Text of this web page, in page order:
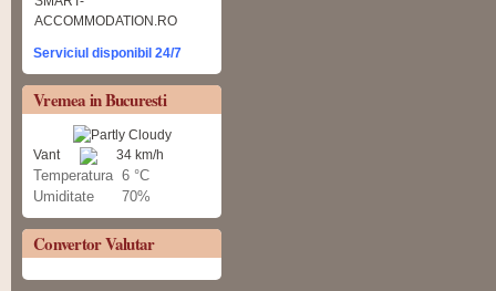
Serviciul disponibil 24/7
Vremea in Bucuresti
Vant 34 km/h
Temperatura 6 °C
Umiditate
70%
Convertor Valutar